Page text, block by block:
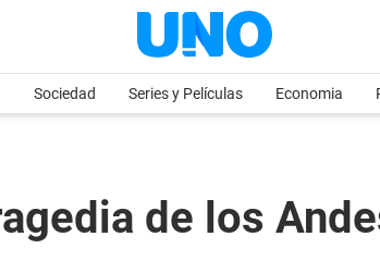
Sociedad Series y Películas Economia
de los